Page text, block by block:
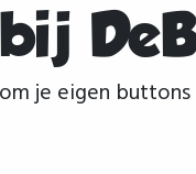
je eigen